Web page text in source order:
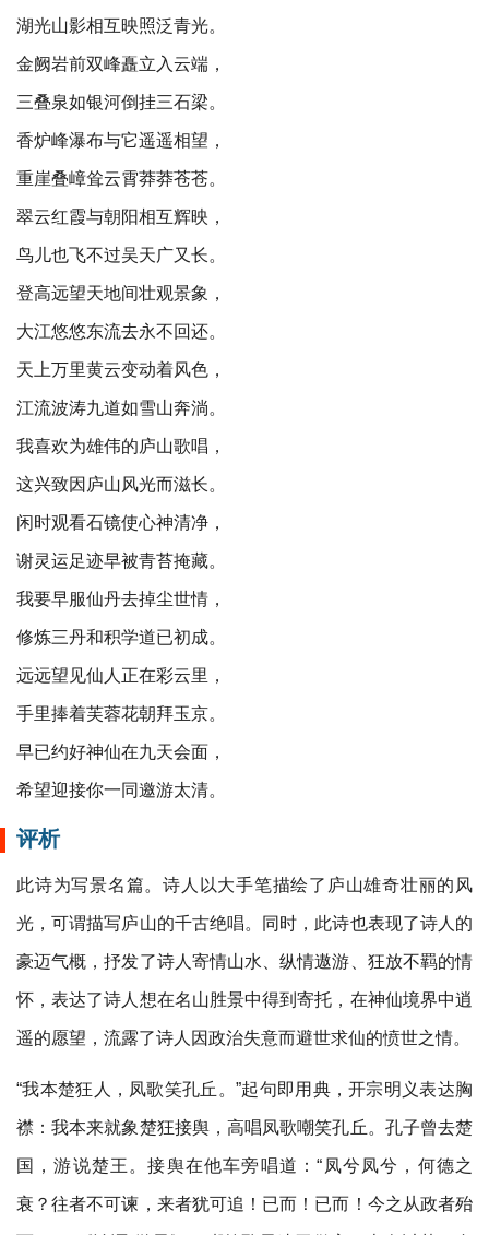
湖光山影相互映照泛青光。
金阙岩前双峰矗立入云端，
三叠泉如银河倒挂三石梁。
香炉峰瀑布与它遥遥相望，
重崖叠嶂耸云霄莽莽苍苍。
翠云红霞与朝阳相互辉映，
鸟儿也飞不过吴天广又长。
登高远望天地间壮观景象，
大江悠悠东流去永不回还。
天上万里黄云变动着风色，
江流波涛九道如雪山奔淌。
我喜欢为雄伟的庐山歌唱，
这兴致因庐山风光而滋长。
闲时观看石镜使心神清净，
谢灵运足迹早被青苔掩藏。
我要早服仙丹去掉尘世情，
修炼三丹和积学道已初成。
远远望见仙人正在彩云里，
手里捧着芙蓉花朝拜玉京。
早已约好神仙在九天会面，
希望迎接你一同邀游太清。
评析
此诗为写景名篇。诗人以大手笔描绘了庐山雄奇壮丽的风
光，可谓描写庐山的千古绝唱。同时，此诗也表现了诗人的
豪迈气概，抒发了诗人寄情山水、纵情遨游、狂放不羁的情
怀，表达了诗人想在名山胜景中得到寄托，在神仙境界中逍
遥的愿望，流露了诗人因政治失意而避世求仙的愤世之情。
“我本楚狂人，凤歌笑孔丘。”起句即用典，开宗明义表达胸
襟：我本来就象楚狂接舆，高唱凤歌嘲笑孔丘。孔子曾去楚
国，游说楚王。接舆在他车旁唱道：“凤兮凤兮，何德之
衰？往者不可谏，来者犹可追！已而！已而！今之从政者殆